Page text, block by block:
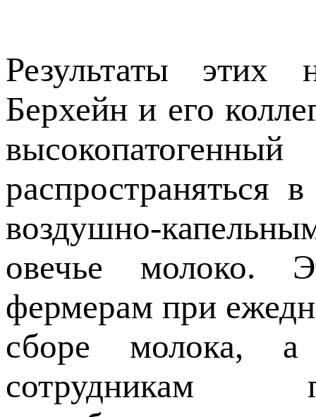
Результаты этих
Берхейн и его
распространяться
воздушно-
овечье молоко.
фермерам при
сборе молока, а
сотрудникам